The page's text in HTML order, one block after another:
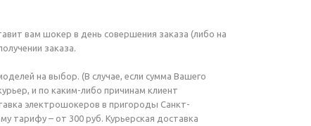
вам шокер в день совершения заказа (либо на
заказа.
на выбор. (В случае, если сумма Вашего
и по каким-либо причинам клиент
электрошокеров в пригороды Санкт-
тарифу – от 300 руб. Курьерская доставка